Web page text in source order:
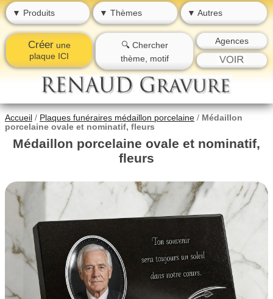
▼ Produits ▼ Thèmes ▼ Autres
Créerune
plaque ICI
🔍 Chercher
thème, motif
Agences
Accueil / Plaques funéraires médaillon porcelaine / Médaillon
porcelaine ovale et nominatif, fleurs
Médaillon porcelaine ovale et nominatif,
fleurs